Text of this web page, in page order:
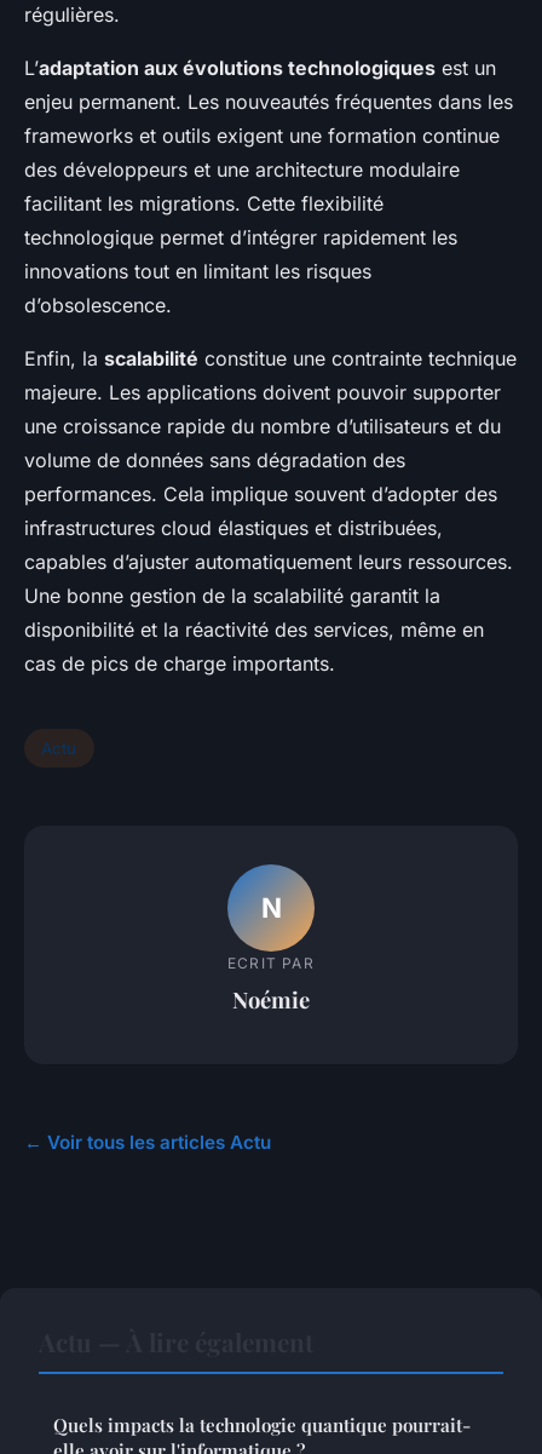
régulières.
L’adaptation aux évolutions technologiques est un
enjeu permanent. Les nouveautés fréquentes dans les
frameworks et outils exigent une formation continue
des développeurs et une architecture modulaire
facilitant les migrations. Cette flexibilité
technologique permet d’intégrer rapidement les
innovations tout en limitant les risques
d’obsolescence.
Enfin, la scalabilité constitue une contrainte technique
majeure. Les applications doivent pouvoir supporter
une croissance rapide du nombre d’utilisateurs et du
volume de données sans dégradation des
performances. Cela implique souvent d’adopter des
infrastructures cloud élastiques et distribuées,
capables d’ajuster automatiquement leurs ressources.
Une bonne gestion de la scalabilité garantit la
disponibilité et la réactivité des services, même en
cas de pics de charge importants.
Actu
N
ECRIT PAR
Noémie
← Voir tous les articles Actu
Quels impacts la technologie quantique pourrait-